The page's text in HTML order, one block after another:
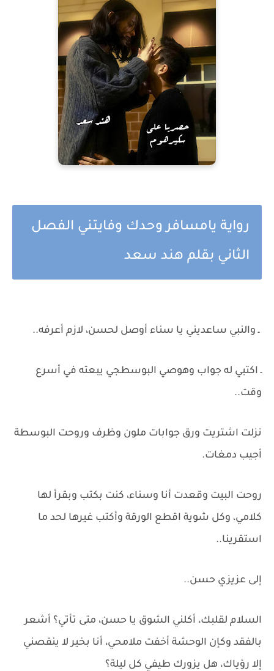
رواية يامسافر وحدك وفايتني الفصل
الثاني بقلم هند سعد
ـ والنبي ساعديني يا سناء أوصل لحسن، لازم أعرفه..
ـ اكتبي له جواب وهوصي البوسطجي يبعته في أسرع
وقت..
نزلت اشتريت ورق جوابات ملون وظرف وروحت البوسطة
أجيب دمغات.
روحت البيت وقعدت أنا وسناء، كنت بكتب وبقرأ لها
كلامي، وكل شوية اقطع الورقة وأكتب غيرها لحد ما
استقرينا..
إلى عزيزي حسن..
السلام لقلبك، أكلني الشوق يا حسن، متى تأتي؟ أشعر
بالفقد وكإن الوحشة أخفت ملامحي، أنا بخير لا ينقصني
إلا رؤياك، هل يزورك طيفي كل ليلة؟